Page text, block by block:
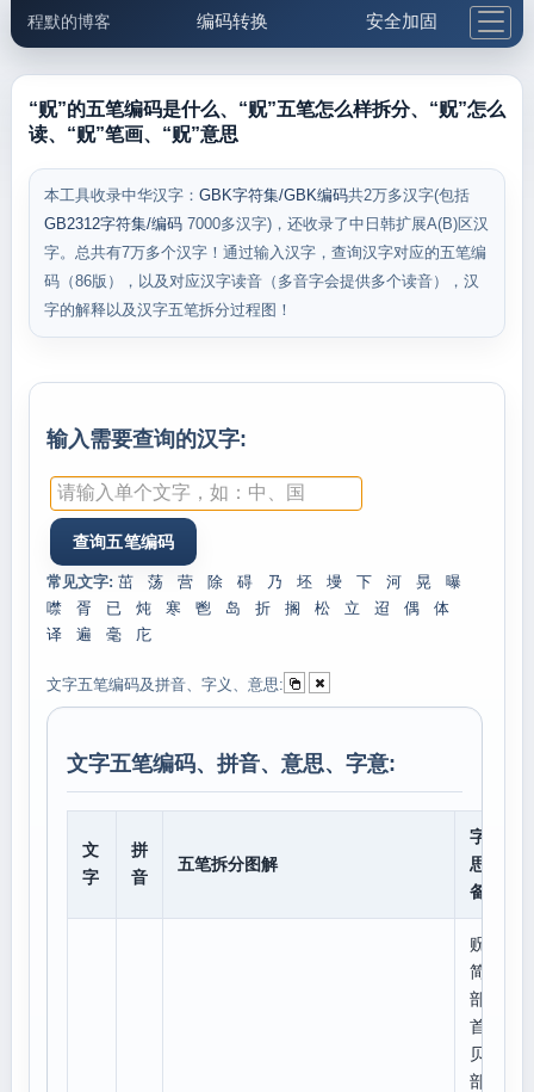
程默的博客 编码转换 安全加固
邮件工具 生活便民 更多工具
5.1支付宝大红包
“贶”的五笔编码是什么、“贶”五笔怎么样拆分、“贶”怎么
读、“贶”笔画、“贶”意思
本工具收录中华汉字： GBK字符集/GBK编码共2万多汉字(包括
GB2312字符集/编码 7000多汉字)，还收录了中日韩扩展A(B)区汉
字。总共有7万多个汉字！通过输入汉字，查询汉字对应的五笔编
码（86版），以及对应汉字读音（多音字会提供多个读音），汉
字的解释以及汉字五笔拆分过程图！
输入需要查询的汉字:
常见文字: 茁 荡 营 除 碍 乃 坯 墁 下 河 晃
曝
噤
胥 已 炖 寒 鬯 岛 折 搁 松 立 迢 偶
体
译
遍 毫 庀
文字五笔编码及拼音、字义、意思:
文字五笔编码、拼音、意思、字意:
文
字
拼
音
五笔拆分图解
字意
思、
备注
贶
简体
部
首:
贝,
部外